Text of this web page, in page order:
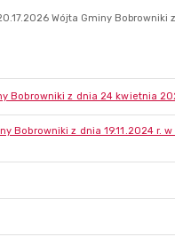
Bobrowniki z dnia 24 kwietnia
Bobrowniki z dnia 19.11.2024 r.